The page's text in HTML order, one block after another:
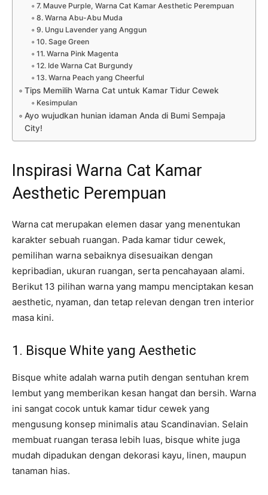
7. Mauve Purple, Warna Cat Kamar Aesthetic Perempuan
8. Warna Abu-Abu Muda
9. Ungu Lavender yang Anggun
10. Sage Green
11. Warna Pink Magenta
12. Ide Warna Cat Burgundy
13. Warna Peach yang Cheerful
Tips Memilih Warna Cat untuk Kamar Tidur Cewek
Kesimpulan
Ayo wujudkan hunian idaman Anda di Bumi Sempaja
City!
Inspirasi Warna Cat Kamar
Aesthetic Perempuan
Warna cat merupakan elemen dasar yang menentukan
karakter sebuah ruangan. Pada kamar tidur cewek,
pemilihan warna sebaiknya disesuaikan dengan
kepribadian, ukuran ruangan, serta pencahayaan alami.
Berikut 13 pilihan warna yang mampu menciptakan kesan
aesthetic, nyaman, dan tetap relevan dengan tren interior
masa kini.
1. Bisque White yang Aesthetic
Bisque white adalah warna putih dengan sentuhan krem
lembut yang memberikan kesan hangat dan bersih. Warna
ini sangat cocok untuk kamar tidur cewek yang
mengusung konsep minimalis atau Scandinavian. Selain
membuat ruangan terasa lebih luas, bisque white juga
mudah dipadukan dengan dekorasi kayu, linen, maupun
tanaman hias.